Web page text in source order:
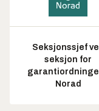
Seksjonssjef
seksjon for
Norad